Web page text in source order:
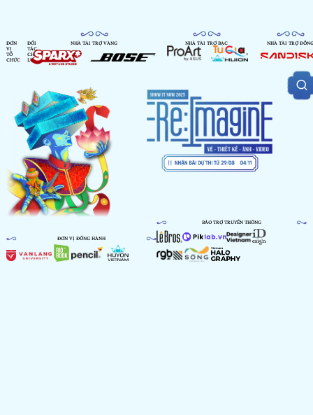
ĐƠN
VỊ
TỔ
CHỨC
ĐỐI
TÁC
CHIẾN
LƯỢC
NHÀ TÀI TRỢ VÀNG NHÀ TÀI TRỢ BẠC NHÀ TÀI TRỢ ĐỒNG
ĐƠN VỊ ĐỒNG HÀNH
BẢO TRỢ TRUYỀN THÔNG